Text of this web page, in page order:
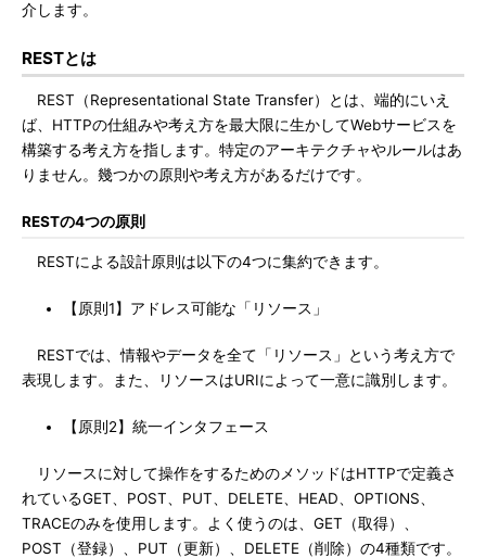
介します。
RESTとは
REST（Representational State Transfer）とは、端的にいえ
ば、HTTPの仕組みや考え方を最大限に生かしてWebサービスを
構築する考え方を指します。特定のアーキテクチャやルールはあ
りません。幾つかの原則や考え方があるだけです。
RESTの4つの原則
RESTによる設計原則は以下の4つに集約できます。
【原則1】アドレス可能な「リソース」
RESTでは、情報やデータを全て「リソース」という考え方で
表現します。また、リソースはURIによって一意に識別します。
【原則2】統一インタフェース
リソースに対して操作をするためのメソッドはHTTPで定義さ
れているGET、POST、PUT、DELETE、HEAD、OPTIONS、
TRACEのみを使用します。よく使うのは、GET（取得）、
POST（登録）、PUT（更新）、DELETE（削除）の4種類です。